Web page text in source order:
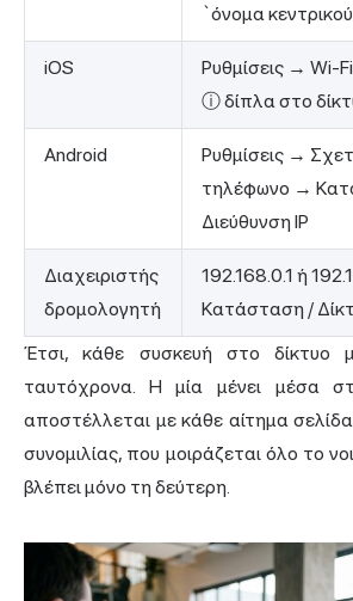
`όνομα
iOS
Ρυθμίσεις → Wi-
ⓘ δίπλα στο
Android
Ρυθμίσεις →
τηλέφωνο →
Διεύθυνση IP
Διαχειριστής
δρομολογητή
192.168.0.1 ή
Κατάσταση /
Έτσι, κάθε συσκευή στο δίκτυο
ταυτόχρονα. Η μία μένει μέσα
αποστέλλεται με κάθε αίτημα
συνομιλίας, που μοιράζεται όλο το
βλέπει μόνο τη δεύτερη.